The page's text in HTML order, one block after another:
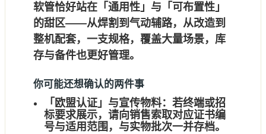
软管恰好站在「通用性」与「可布置性」
的甜区——从焊割到气动辅路，从改造到
整机配套， 一支规格，覆盖大量场景，库
存与备件也更好管理。
你可能还想确认的两件事
「欧盟认证」与宣传物料：若终端或招
标要求展示，请向销售索取对应证书编
号与适用范围 ，与实物批次一并存档。